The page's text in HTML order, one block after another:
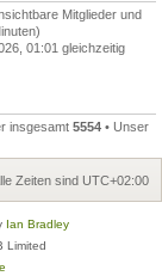
Mitglieder und
01:01 gleichzeitig
insgesamt 5554 • Unser
Zeiten sind UTC+02:00
Ian Bradley
Limited